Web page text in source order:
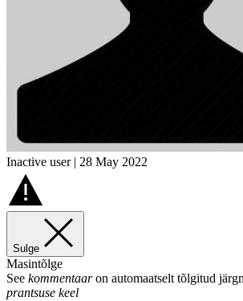
Inactive user | 28 May 2022
Sulge
Masintõlge
See kommentaaron automaatselt tõlgitud
prantsuse keel